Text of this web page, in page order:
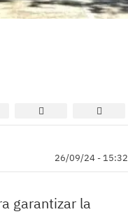
26/09/24 - 15:32
garantizar la